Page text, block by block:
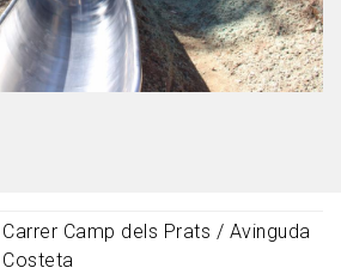
Carrer Camp dels Prats / Avinguda
Costeta